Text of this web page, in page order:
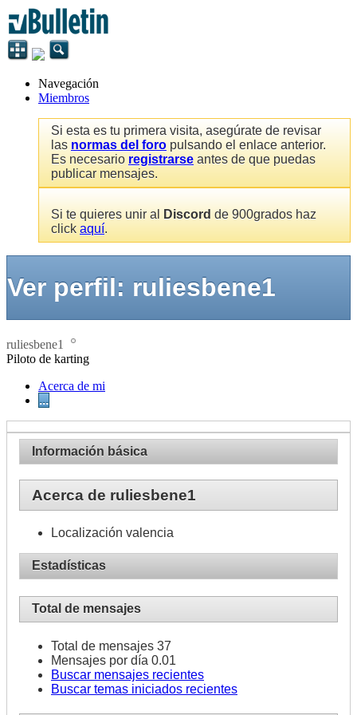
Navegación
Miembros
Si esta es tu primera visita, asegúrate de revisar
las normas del foro pulsando el enlace anterior.
Es necesario registrarse antes de que puedas
publicar mensajes.
Si te quieres unir al Discord de 900grados haz
click aquí.
Ver perfil: ruliesbene1
ruliesbene1
Piloto de karting
Acerca de mi
...
Información básica
Acerca de ruliesbene1
Localización valencia
Estadísticas
Total de mensajes
Total de mensajes 37
Mensajes por día 0.01
Buscar mensajes recientes
Buscar temas iniciados recientes